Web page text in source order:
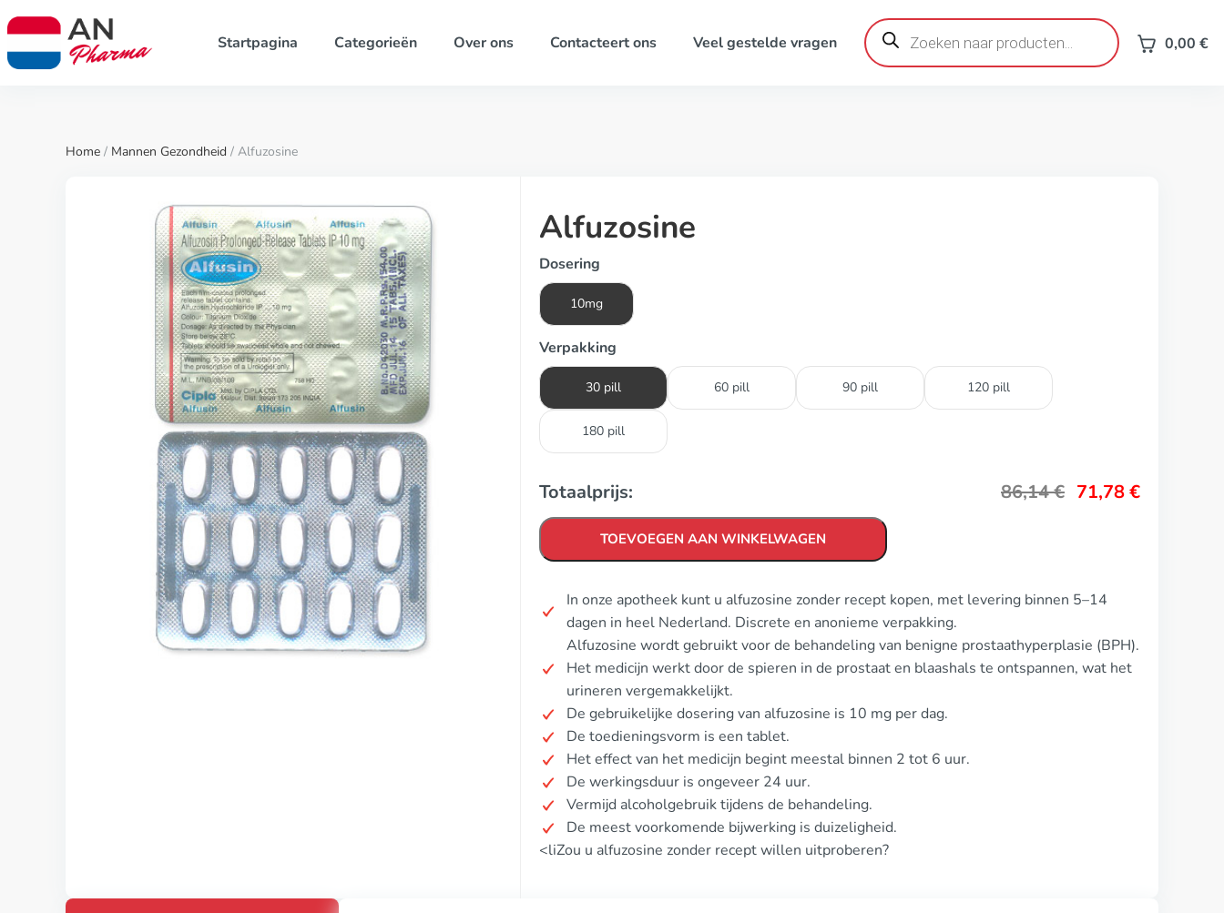
Startpagina Categorieën Over ons Contacteert ons Veel gestelde vragen
Producten
zoeken 0,00 €
Home / Mannen Gezondheid / Alfuzosine
Alfuzosine
Dosering
10mg
Verpakking
30 pill 60 pill 90 pill 120 pill
180 pill
Totaalprijs: 86,14€ 71,78€
TOEVOEGEN AAN WINKELWAGEN
In onze apotheek kunt u alfuzosine zonder recept kopen, met levering binnen 5–14
dagen in heel Nederland. Discrete en anonieme verpakking.
Alfuzosine wordt gebruikt voor de behandeling van benigne prostaathyperplasie (BPH).
Het medicijn werkt door de spieren in de prostaat en blaashals te ontspannen, wat het
urineren vergemakkelijkt.
De gebruikelijke dosering van alfuzosine is 10 mg per dag.
De toedieningsvorm is een tablet.
Het effect van het medicijn begint meestal binnen 2 tot 6 uur.
De werkingsduur is ongeveer 24 uur.
Vermijd alcoholgebruik tijdens de behandeling.
De meest voorkomende bijwerking is duizeligheid.
<liZou u alfuzosine zonder recept willen uitproberen?